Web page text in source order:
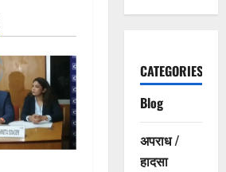
CATEGORIES
Blog
अपराध /
हादसा